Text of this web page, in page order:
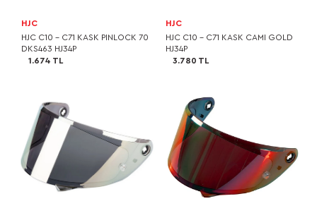
HJC
HJC C10 - C71 KASK PINLOCK 70
DKS463 HJ34P
1.674 TL
HJC
HJC C10 - C71 KASK CAMI GOLD
HJ34P
3.780 TL